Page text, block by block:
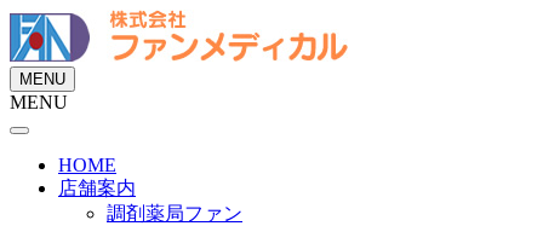
MENU
MENU
HOME
店舗案内
調剤薬局ファン